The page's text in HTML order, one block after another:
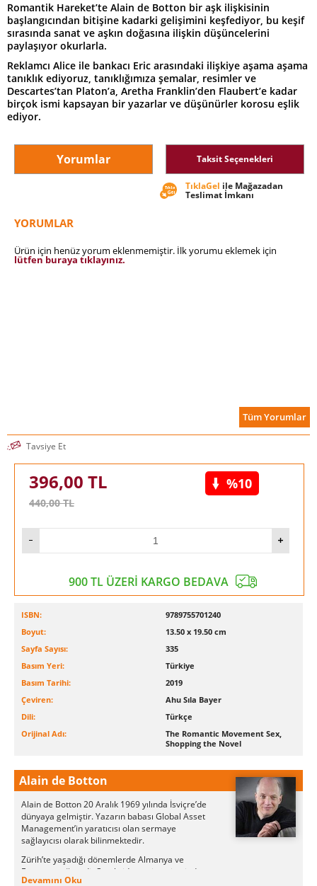
Romantik Hareket’te Alain de Botton bir aşk ilişkisinin
başlangıcından bitişine kadarki gelişimini keşfediyor, bu keşif
sırasında sanat ve aşkın doğasına ilişkin düşüncelerini
paylaşıyor okurlarla.
Reklamcı Alice ile bankacı Eric arasındaki ilişkiye aşama aşama
tanıklık ediyoruz, tanıklığımıza şemalar, resimler ve
Descartes’tan Platon’a, Aretha Franklin’den Flaubert’e kadar
birçok ismi kapsayan bir yazarlar ve düşünürler korosu eşlik
ediyor.
Yorumlar Taksit Seçenekleri
TıklaGel ile Mağazadan
Teslimat İmkanı
YORUMLAR
Ürün için henüz yorum eklenmemiştir. İlk yorumu eklemek için
lütfen buraya tıklayınız.
Tüm Yorumlar
Tavsiye Et
396,00 TL
440,00TL
%10
900 TL ÜZERİ KARGO BEDAVA
ISBN:
9789755701240
Boyut:
13.50 x 19.50 cm
Sayfa Sayısı:
335
Basım Yeri:
Türkiye
Basım Tarihi:
2019
Çeviren:
Ahu Sıla Bayer
Dili:
Türkçe
Orijinal Adı:
The Romantic Movement Sex,
Shopping the Novel
Alain de Botton
Alain de Botton 20 Aralık 1969 yılında İsviçre’de
dünyaya gelmiştir. Yazarın babası Global Asset
Management’in yaratıcısı olan sermaye
sağlayıcısı olarak bilinmektedir.
Zürih’te yaşadığı dönemlerde Almanya ve
Fransızca öğrendi. Cambridge üniversitesinde
Tarih okumuştur.
Devamını Oku